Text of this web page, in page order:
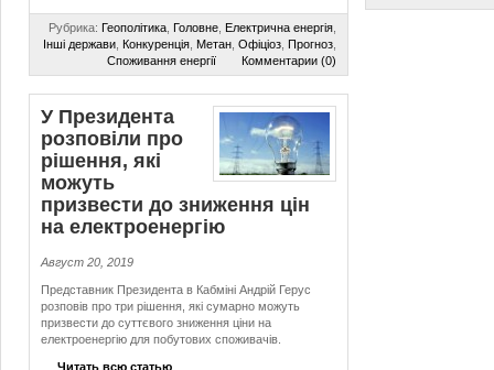
Рубрика: Геополітика Головне Електрична енергія
Інші держави Конкуренція Метан Офіціоз Прогноз
Споживання енергії
Комментарии (0)
У Президента
розповіли про
рішення, які
можуть
призвести до зниження цін
на електроенергію
Август 20, 2019
Представник Президента в Кабміні Андрій Герус
розповів про три рішення, які сумарно можуть
призвести до суттєвого зниження ціни на
електроенергію для побутових споживачів.
Читать всю статью